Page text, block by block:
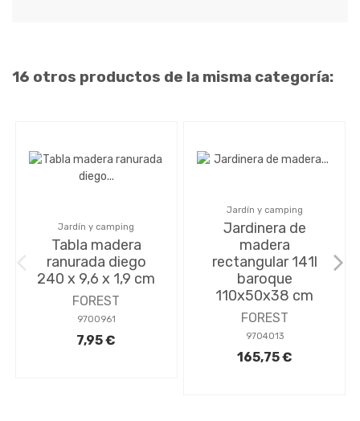
16 otros productos de la misma categoría:
Jardín y camping
Tabla madera
ranurada diego
240 x 9,6 x 1,9 cm
FOREST
9700961
7,95 €
Jardín y camping
Jardinera de
madera
rectangular 141l
baroque
110x50x38 cm
FOREST
9704013
165,75 €